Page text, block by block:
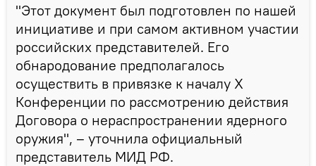
"Этот документ был подготовлен по нашей
инициативе и при самом активном участии
российских представителей. Его
обнародование предполагалось
осуществить в привязке к началу Х
Конференции по рассмотрению действия
Договора о нераспространении ядерного
оружия", – уточнила официальный
представитель МИД РФ.